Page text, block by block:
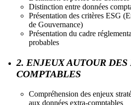
Distinction entre données
Présentation des critères ESG
de Gouvernance)
Présentation du cadre
probables
2. ENJEUX AUTOUR
COMPTABLES
Compréhension des enjeux
aux données extra-comptables